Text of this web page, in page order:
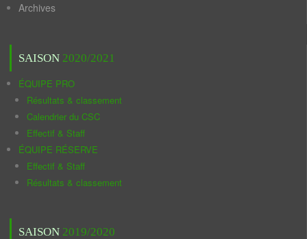
Archives
SAISON 2020/2021
ÉQUIPE PRO
Résultats & classement
Calendrier du CSC
Effectif & Staff
ÉQUIPE RÉSERVE
Effectif & Staff
Résultats & classement
SAISON 2019/2020